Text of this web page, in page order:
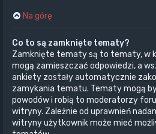
Na górę
Co to są zamknięte tematy?
Zamknięte tematy są to tematy, w
mogą zamieszczać odpowiedzi, a
ankiety zostały automatycznie
zamykania tematu. Tematy mogą
powodów i robią to moderatorzy
witryny. Zależnie od uprawnień
witryny użytkownik może mieć